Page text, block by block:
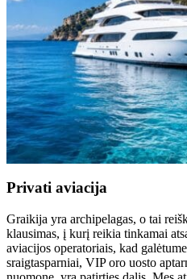
Privati ​​aviacija
Graikija yra archipelagas, o tai
klausimas, į kurį reikia tinkamai
aviacijos operatoriais, kad
sraigtasparniai, VIP oro uosto